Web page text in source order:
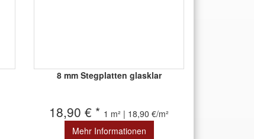
8 mm Stegplatten glasklar
18,90 € * 1 m² | 18,90 €/m²
Mehr Informationen